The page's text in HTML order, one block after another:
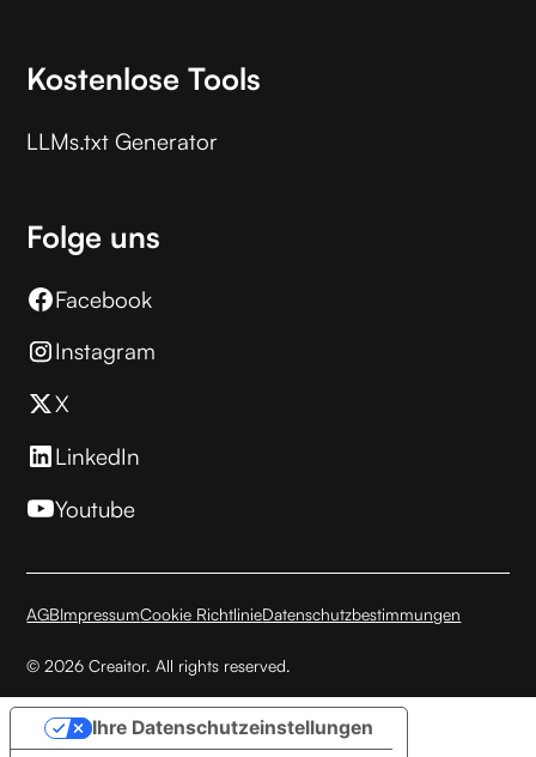
Kostenlose Tools
LLMs.txt Generator
Folge uns
Facebook
Instagram
X
LinkedIn
Youtube
© 2026 Creaitor. All rights reserved.
AGBImpressumCookie RichtlinieDatenschutzbestimmungen
Ihre Datenschutzeinstellungen